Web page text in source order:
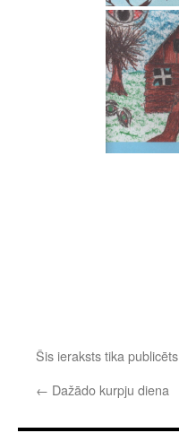
Šis ieraksts tika publicēts
← Dažādo kurpju diena